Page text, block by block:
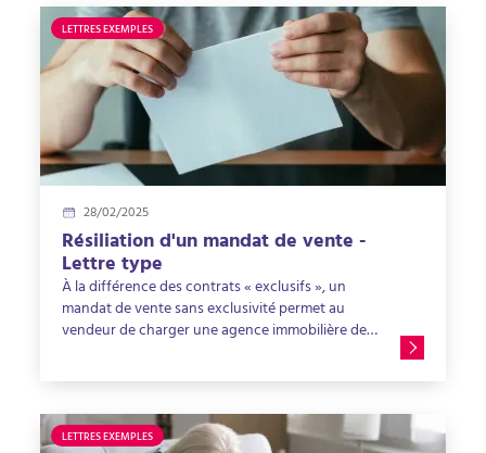
LETTRES EXEMPLES
28/02/2025
Résiliation d'un mandat de vente -
Lettre type
À la différence des contrats « exclusifs », un
mandat de vente sans exclusivité permet au
vendeur de charger une agence immobilière de
à trouver lui-même un acquéreur. Le cas
mandat de vente, en adressant une lettre
recommandée à l’agent immobilier. Comment la
LETTRES EXEMPLES